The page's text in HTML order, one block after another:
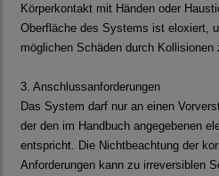
Körperkontakt mit Händen oder
Oberfläche des Systems ist eloxiert,
möglichen Schäden durch Kollisionen
3. Anschlussanforderungen
Das System darf nur an einen
der den im Handbuch angegebenen
entspricht. Die Nichtbeachtung der
Anforderungen kann zu irreversiblen